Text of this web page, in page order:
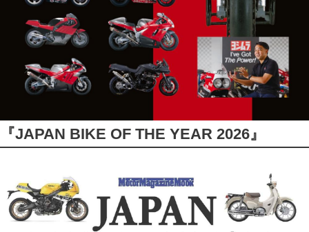
『JAPAN BIKE OF THE YEAR 2026』